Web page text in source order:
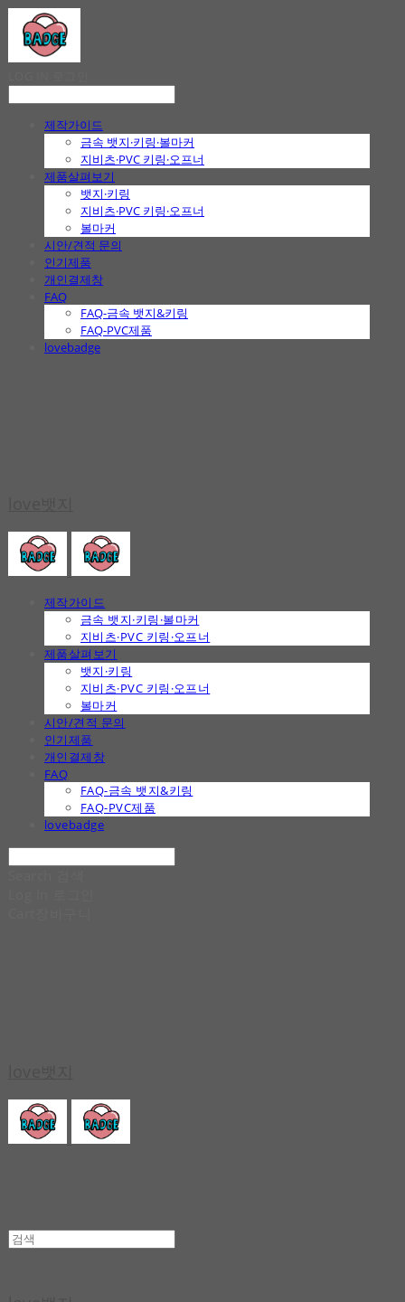
제작가이드
금속 뱃지·키링·볼마커
지비츠·PVC 키링·오프너
제품살펴보기
뱃지·키링
지비츠·PVC 키링·오프너
볼마커
시안/견적 문의
인기제품
개인결제창
FAQ
FAQ-금속 뱃지&키링
FAQ-PVC제품
lovebadge
제작가이드
금속 뱃지·키링·볼마커
지비츠·PVC 키링·오프너
제품살펴보기
뱃지·키링
지비츠·PVC 키링·오프너
볼마커
시안/견적 문의
인기제품
개인결제창
FAQ
FAQ-금속 뱃지&키링
FAQ-PVC제품
lovebadge